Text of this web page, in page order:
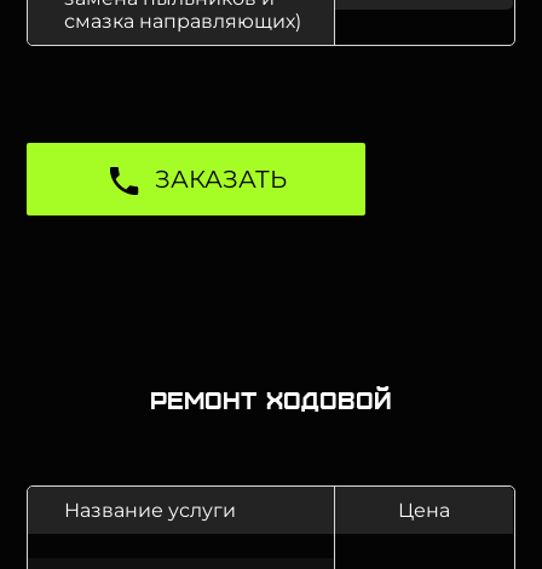
смазка направляющих)
ЗАКАЗАТЬ
Ремонт ходовой
Название услуги Цена